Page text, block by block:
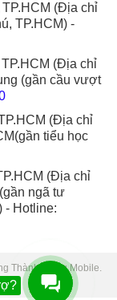
(Địa chỉ
TP.HCM) -
(Địa chỉ
(gần cầu vượt
(Địa chỉ
tiểu học
(Địa chỉ
ngã tư
- Hotline:
Thành Trung Mobile.